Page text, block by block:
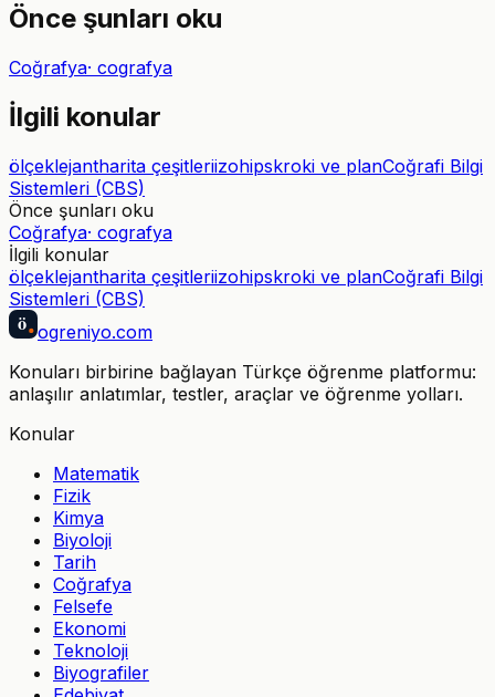
Önce şunları oku
Coğrafya· cografya
İlgili konular
ölçeklejantharita çeşitleriizohipskroki ve planCoğrafi Bilgi
Sistemleri (CBS)
Önce şunları oku
Coğrafya· cografya
İlgili konular
ölçeklejantharita çeşitleriizohipskroki ve planCoğrafi Bilgi
Sistemleri (CBS)
ö ogreniyo.com
Konuları birbirine bağlayan Türkçe öğrenme platformu:
anlaşılır anlatımlar, testler, araçlar ve öğrenme yolları.
Konular
Matematik
Fizik
Kimya
Biyoloji
Tarih
Coğrafya
Felsefe
Ekonomi
Teknoloji
Biyografiler